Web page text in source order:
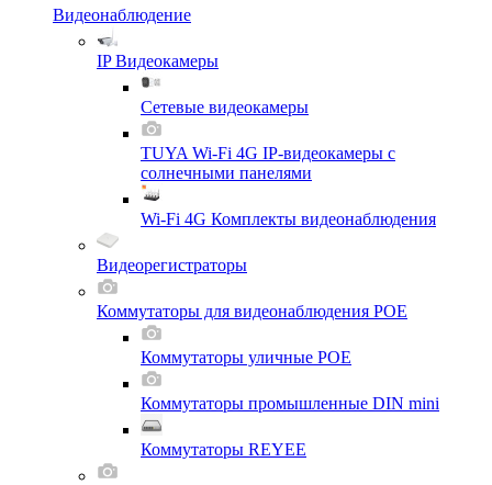
Видеонаблюдение
IP Видеокамеры
Сетевые видеокамеры
TUYA Wi-Fi 4G IP-видеокамеры с
солнечными панелями
Wi-Fi 4G Комплекты видеонаблюдения
Видеорегистраторы
Коммутаторы для видеонаблюдения POE
Коммутаторы уличные POE
Коммутаторы промышленные DIN mini
Коммутаторы REYEE